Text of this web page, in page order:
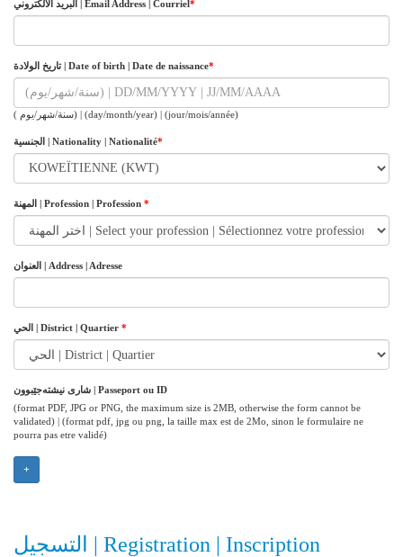
البريد الالكتروني | Email Address | Courriel*
تاريخ الولادة | Date of birth | Date de naissance*
( ‫سنة‬/‫شهر‬/‫يوم‬) | (day/month/year) | (jour/mois/année)
الجنسية | Nationality | Nationalité*
المهنة | Profession | Profession *
‫‬العنوان | Address | Adresse
‫الحي‬ | District | Quartier *
شاری نیشتەجێبوون | Passeport ou ID
(format PDF, JPG or PNG, the maximum size is 2MB, otherwise the form cannot be
validated) | (format pdf, jpg ou png, la taille max est de 2Mo, sinon le formulaire ne
pourra pas etre validé)
+
التسجيل | Registration | Inscription